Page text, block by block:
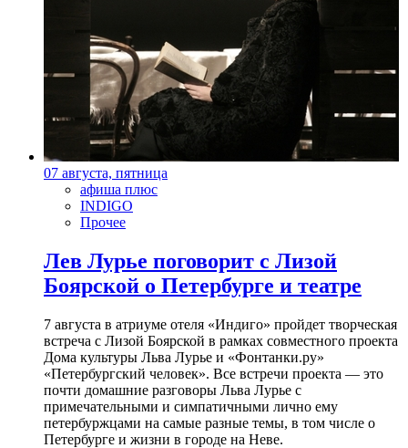
07 августа, пятница
афиша плюс
INDIGO
Прочее
Лев Лурье поговорит с Лизой
Боярской о Петербурге и театре
7 августа в атриуме отеля «Индиго» пройдет творческая
встреча с Лизой Боярской в рамках совместного проекта
Дома культуры Льва Лурье и «Фонтанки.ру»
«Петербургский человек». Все встречи проекта — это
почти домашние разговоры Льва Лурье с
примечательными и симпатичными лично ему
петербуржцами на самые разные темы, в том числе о
Петербурге и жизни в городе на Неве.